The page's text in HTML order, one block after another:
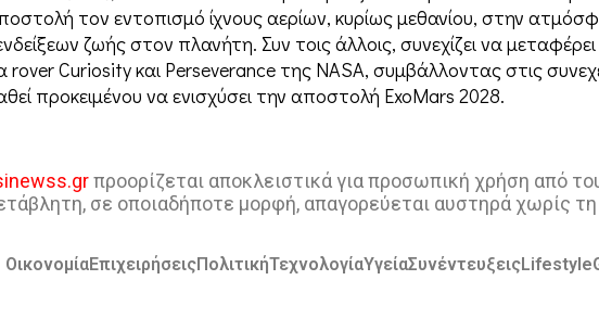
τον εντοπισμό ίχνους αερίων, κυρίως μεθανίου, στην
ζωής στον πλανήτη. Συν τοις άλλοις, συνεχίζει να
Curiosity και Perseverance της NASA, συμβάλλοντας στις
προκειμένου να ενισχύσει την αποστολή ExoMars 2028.
προορίζεται αποκλειστικά για προσωπική χρήση από
σε οποιαδήποτε μορφή, απαγορεύεται αυστηρά χωρίς
ΟικονομίαΕπιχειρήσειςΠολιτικήΤεχνολογίαΥγείαΣυνέντευξειςLifestyle